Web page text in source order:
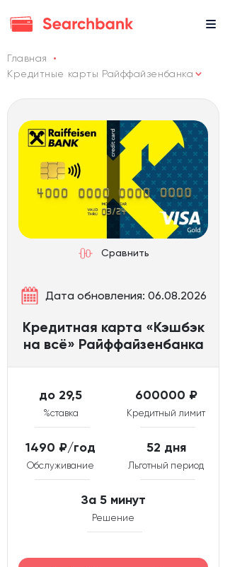
Главная
Кредитные карты Райффайзенбанка
Сравнить
Дата обновления: 06.08.2026
Кредитная карта «Кэшбэк
на всё» Райффайзенбанка
до 29,5
%ставка
600000 ₽
Кредитный лимит
1490 ₽/год
Обслуживание
52 дня
Льготный период
За 5 минут
Решение